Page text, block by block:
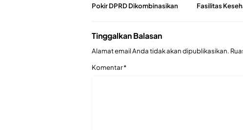
Pokir DPRD Dikombinasikan
Fasilitas
Tinggalkan Balasan
Alamat email Anda tidak akan dipublikasikan.
Komentar*